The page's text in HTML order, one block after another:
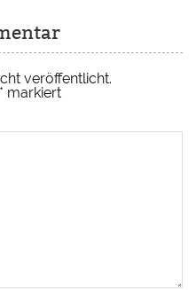
veröffentlicht.
* markiert